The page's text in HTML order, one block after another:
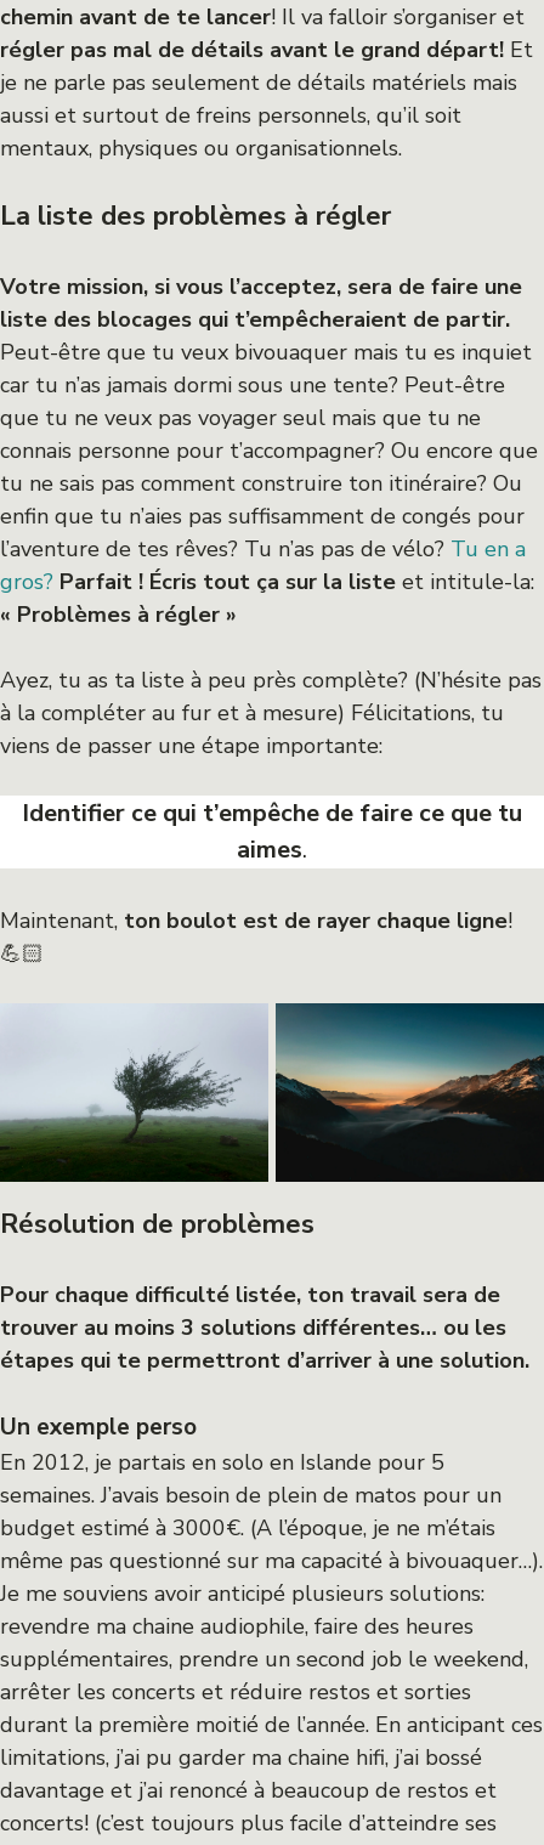
chemin avant de te lancer! Il va falloir s’organiser et
régler pas mal de détails avant le grand départ! Et
je ne parle pas seulement de détails matériels mais
aussi et surtout de freins personnels, qu’il soit
mentaux, physiques ou organisationnels.
La liste des problèmes à régler
Votre mission, si vous l’acceptez, sera de faire une
liste des blocages qui t’empêcheraient de partir.
Peut-être que tu veux bivouaquer mais tu es inquiet
car tu n’as jamais dormi sous une tente? Peut-être
que tu ne veux pas voyager seul mais que tu ne
connais personne pour t’accompagner? Ou encore que
tu ne sais pas comment construire ton itinéraire? Ou
enfin que tu n’aies pas suffisamment de congés pour
l’aventure de tes rêves? Tu n’as pas de vélo? Tu en a
gros? Parfait ! Écris tout ça sur la liste et intitule-la:
« Problèmes à régler »
Ayez, tu as ta liste à peu près complète? (N’hésite pas
à la compléter au fur et à mesure) Félicitations, tu
viens de passer une étape importante:
Identifier ce qui t’empêche de faire ce que tu
aimes.
Maintenant, ton boulot est de rayer chaque ligne!
💪🏻
Résolution de problèmes
Pour chaque difficulté listée, ton travail sera de
trouver au moins 3 solutions différentes… ou les
étapes qui te permettront d’arriver à une solution.
Un exemple perso
En 2012, je partais en solo en Islande pour 5
semaines. J’avais besoin de plein de matos pour un
budget estimé à 3000€. (A l’époque, je ne m’étais
même pas questionné sur ma capacité à bivouaquer…).
Je me souviens avoir anticipé plusieurs solutions:
revendre ma chaine audiophile, faire des heures
supplémentaires, prendre un second job le weekend,
arrêter les concerts et réduire restos et sorties
durant la première moitié de l’année. En anticipant ces
limitations, j’ai pu garder ma chaine hifi, j’ai bossé
davantage et j’ai renoncé à beaucoup de restos et
concerts! (c’est toujours plus facile d’atteindre ses